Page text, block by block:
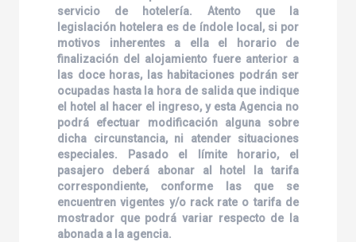
servicio de hotelería. Atento que la
legislación hotelera es de índole local, si por
motivos inherentes a ella el horario de
finalización del alojamiento fuere anterior a
las doce horas, las habitaciones podrán ser
ocupadas hasta la hora de salida que indique
el hotel al hacer el ingreso, y esta Agencia no
podrá efectuar modificación alguna sobre
dicha circunstancia, ni atender situaciones
especiales. Pasado el límite horario, el
pasajero deberá abonar al hotel la tarifa
correspondiente, conforme las que se
encuentren vigentes y/o rack rate o tarifa de
mostrador que podrá variar respecto de la
abonada a la agencia.